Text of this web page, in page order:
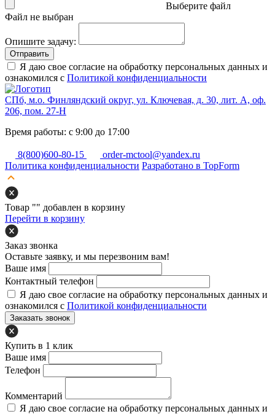
Выберите файл
Файл не выбран
Опишите задачу:
Отправить
Я даю свое согласие на обработку персональных данных и
ознакомился с Политикой конфиденциальности
СПб, м.о. Финляндский округ, ул. Ключевая, д. 30, лит. А, оф.
206, пом. 27-Н
Время работы: с 9:00 до 17:00
8(800)600-80-15
order-mctool@yandex.ru
Политика конфиденциальности Разработано в TopForm
Товар "" добавлен в корзину
Перейти в корзину
Заказ звонка
Оставьте заявку, и мы перезвоним вам!
Ваше имя
Контактный телефон
Я даю свое согласие на обработку персональных данных и
ознакомился с Политикой конфиденциальности
Заказать звонок
Купить в 1 клик
Ваше имя
Телефон
Комментарий
Я даю свое согласие на обработку персональных данных и